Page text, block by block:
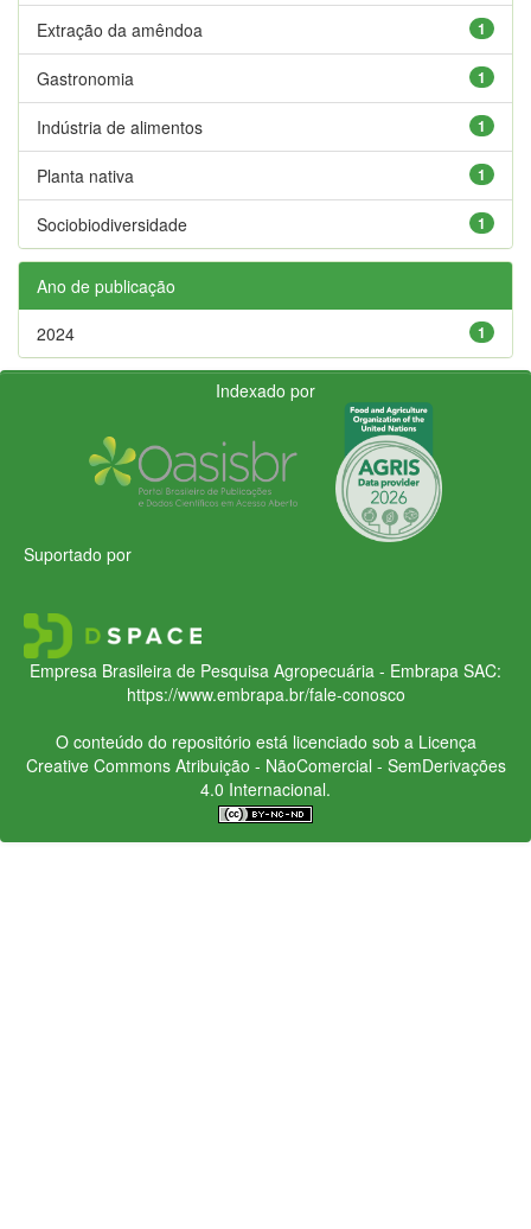
1
Extração da amêndoa
1
Gastronomia
1
Indústria de alimentos
1
Planta nativa
1
Sociobiodiversidade
Ano de publicação
1
2024
Indexado por
Suportado por
Empresa Brasileira de Pesquisa Agropecuária - Embrapa SAC:
https://www.embrapa.br/fale-conosco
O conteúdo do repositório está licenciado sob a Licença
Creative CommonsAtribuição - NãoComercial - SemDerivações
4.0 Internacional.